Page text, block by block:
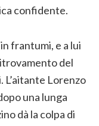
confidente.
frantumi, e a lui
del
L’aitante Lorenzo
una lunga
dà la colpa di